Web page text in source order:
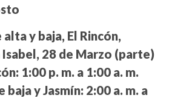
y baja, El Rincón,
28 de Marzo (parte)
1:00 p. m. a 1:00 a. m.
baja y Jasmín: 2:00 a. m. a